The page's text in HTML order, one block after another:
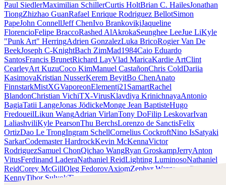
Paul SiedlerMaximilian SchillerCurtis HoltBrian C. HailesJonathan
TiongZhizhao GuanRafael Enrique Rodriguez BellotSimon
PapeJohn ConnellJeff ChenIvo BrankovikjJaqueline
FlorencioFelipe BraccoRashed AlAkrokaSeunghee LeeJue LiKyle
"Punk Art" HerringAdrien GonzalezLuka BricoRogier Van De
BeekJoseph C-KnightBach ZimMad1984Caio Eduardo
SantosFrancis BrunetRichard LayVlad MaricaKardie ArtClint
CearleyArt KuzuCoco KimManuel CastañonChris ColdDariia
KasimovaKristian NusserKerem BeyitBo ChenAnato
FinnstarkMistXGVaporeonElementj21SamartRachel
BlandonChristian VichiTX-VirusKlavdiya KrinichnayaAntonio
BagiaTatii LangeJonas JödickeMonge Jean BaptisteHugo
FredoueilLikun WangAdrian VirlanTony DoFilip LeskovarIvan
LaliashviliKyle PearsonThu BerchsLorenzo de SanctisFelix
OrtizDao Le TrongIngram SchellCornelius CockroftNino IsSatyaki
SarkarCodemaster HardrockKevin McKennaVictor
RodriguezSamuel ChonQichao WangRyan GroskampJerryAnton
VitusFerdinand LaderaNathaniel ReidLighting LuminosoNathaniel
ReidCorey McGillOleg FedorovAxiomZephyr Wargames
Gonzalo
KennyTibor SulyokTimmy the Sorcerer